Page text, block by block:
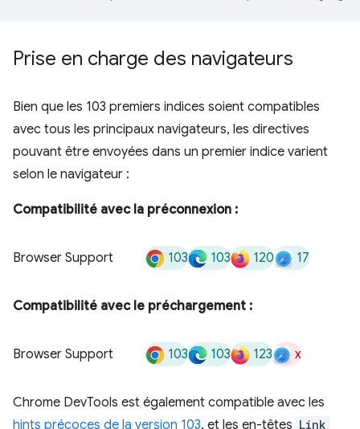
Prise en charge des navigateurs
Bien que les 103 premiers indices soient compatibles
avec tous les principaux navigateurs, les directives
pouvant être envoyées dans un premier indice varient
selon le navigateur :
Compatibilité avec la préconnexion :
Browser Support 103 103 120 17
Compatibilité avec le préchargement :
Browser Support 103 103 123 x
Chrome DevTools est également compatible avec les
hints précoces de la version 103, et les en-têtes Link